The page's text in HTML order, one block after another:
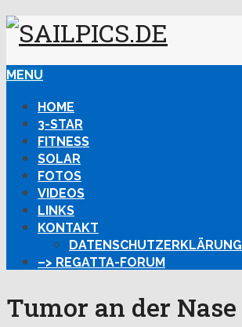
MENU
HOME
3-STAR
FITNESS
SOLAR
FOTOS
VIDEOS
LINKS
KONTAKT
DATENSCHUTZERKLÄRUNG
–> REGATTA-FORUM
Tumor an der Nase